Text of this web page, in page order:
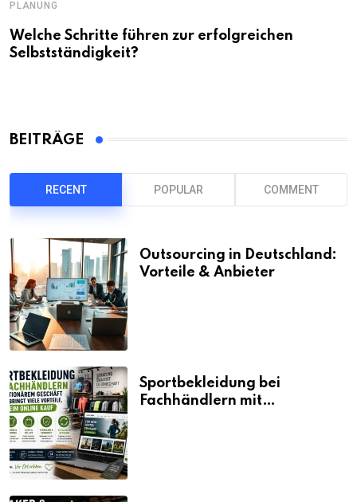
PLANUNG
Welche Schritte führen zur erfolgreichen
Selbstständigkeit?
BEITRÄGE
RECENT POPULAR COMMENT
Outsourcing in Deutschland:
Vorteile & Anbieter
Sportbekleidung bei
Fachhändlern mit